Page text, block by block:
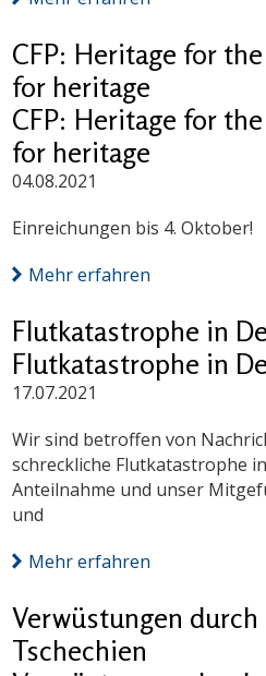
CFP: Heritage for
for heritage
CFP: Heritage for
for heritage
04.08.2021
Einreichungen bis 4. Oktober!
Mehr erfahren
Flutkatastrophe in
Flutkatastrophe in
17.07.2021
Wir sind betroffen von
schreckliche Flutkatastrophe
Anteilnahme und unser
und
Mehr erfahren
Verwüstungen durch
Tschechien